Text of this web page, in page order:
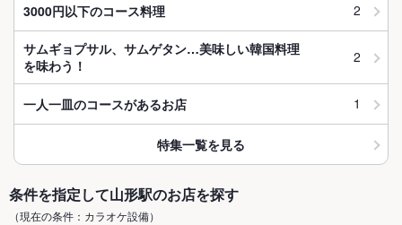
3000円以下のコース料理 2
サムギョプサル、サムゲタン…美味しい韓国料理
を味わう！
2
一人一皿のコースがあるお店 1
特集一覧を見る
条件を指定して山形駅のお店を探す
（現在の条件：カラオケ設備）